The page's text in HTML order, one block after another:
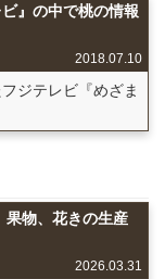
』の中で桃の情報
2018.07.10
ジテレビ『めざま
果物、花きの生産
2026.03.31